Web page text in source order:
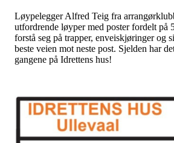
Løypelegger Alfred Teig fra
utfordrende løyper med poster fordelt på
forstå seg på trapper, enveiskjøringer og
beste veien mot neste post. Sjelden har
gangene på Idrettens hus!